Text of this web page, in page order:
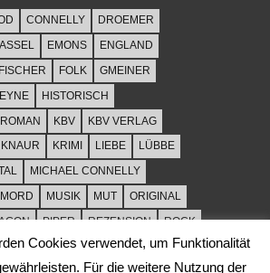
CONNELLY
DROEMER
EMONS
ENGLAND
FISCHER FOLK
GMEINER
HISTORISCH
KBV
KBV VERLAG
KNAUR KRIMI LIEBE
LÜBBE
MICHAEL CONNELLY
MORD MUSIK MUT
ORIGINAL
PIPER REZENSION
ROCK
ROWOHLT
SACHBUCH
Cookies verwendet, um Funktionalität
Für die weitere Nutzung der